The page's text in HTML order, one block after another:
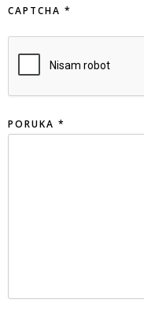
CAPTCHA *
PORUKA *